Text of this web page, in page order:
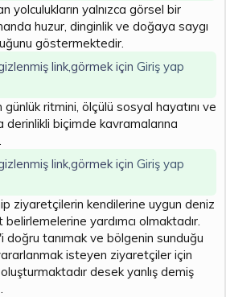
yolculukların yalnızca görsel bir
huzur, dinginlik ve doğaya saygı
göstermektedir.
link,görmek için Giriş yap
günlük ritmini, ölçülü sosyal hayatını ve
biçimde kavramalarına
link,görmek için Giriş yap
ziyaretçilerin kendilerine uygun deniz
yardımcı olmaktadır.
doğru tanımak ve bölgenin sunduğu
isteyen ziyaretçiler için
desek yanlış demiş